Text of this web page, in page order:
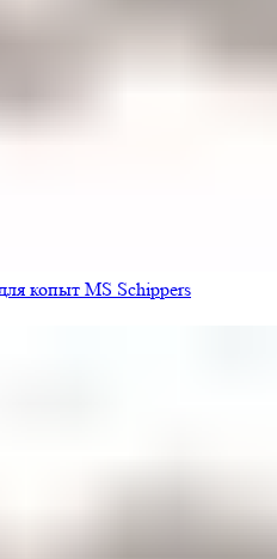
копыт MS Schippers